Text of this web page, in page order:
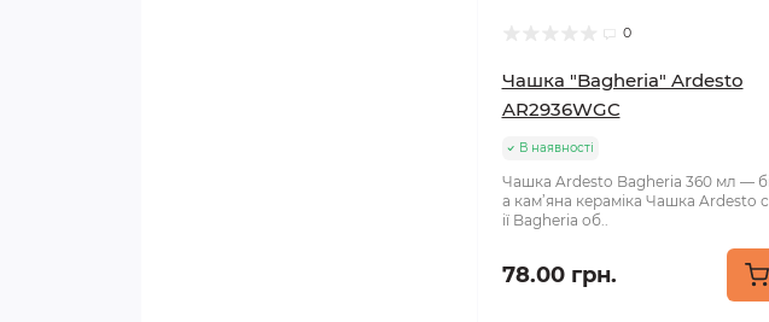
0
Чашка "Bagheria" Ardesto
AR2936WGC
В наявності
Чашка Ardesto Bagheria 360 мл —
а кам’яна кераміка Чашка Ardesto
ії Bagheria об..
78.00 грн.